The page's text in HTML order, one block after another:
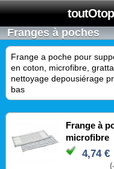
Franges à poches
Frange a poche pour
en coton, microfibre,
nettoyage depousiérage
bas
Frange à
microfibre
4,74 €